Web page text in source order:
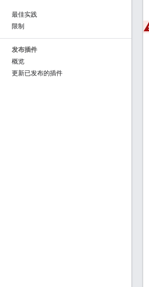
最佳实践
限制
发布插件
概览
更新已发布的插件